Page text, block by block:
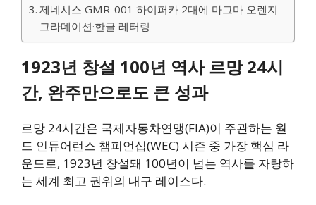
제네시스 GMR-001 하이퍼카 2대에 마그마 오렌지
그라데이션·한글 레터링
1923년 창설 100년 역사 르망 24시
간, 완주만으로도 큰 성과
르망 24시간은 국제자동차연맹(FIA)이 주관하는 월
드 인듀어런스 챔피언십(WEC) 시즌 중 가장 핵심 라
운드로, 1923년 창설돼 100년이 넘는 역사를 자랑하
는 세계 최고 권위의 내구 레이스다.